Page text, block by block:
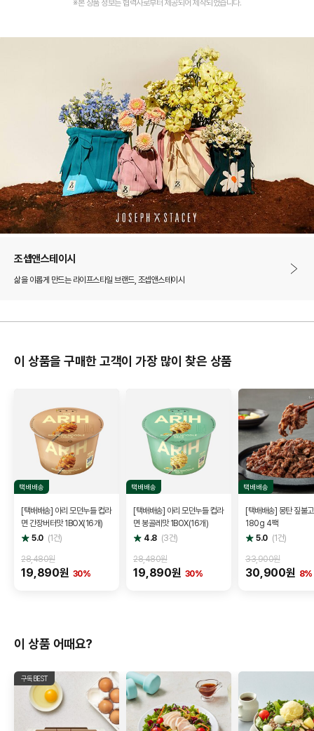
※본 상품 정보는 협력사로부터 제공되어 제작되었습니다.
조셉앤스테이시
삶을 이롭게 만드는 라이프스타일 브랜드, 조셉앤스테이시
이 상품을 구매한 고객이 가장 많이 찾은 상품
택배배송
[택배배송] 아리 모던누들 컵라
면 간장버터맛 1BOX(16개)
별
점
5.0 (1건)
28,480원
19,890원 30%
택배배송
[택배배송] 아리 모던누들 컵라
면 봉골레맛 1BOX(16개)
별
점
4.8 (3건)
28,480원
19,890원 30%
택배배송
[택배배송] 몽탄 짚불
180g 4팩
별
점
5.0 (1건)
33,900원
30,900원 8%
이 상품 어때요?
구독BEST